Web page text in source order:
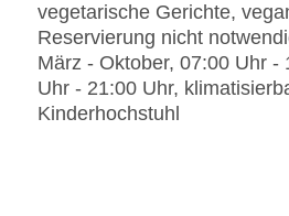
vegetarische Gerichte,
Reservierung nicht
März - Oktober, 07:00 Uhr -
Uhr - 21:00 Uhr,
Kinderhochstuhl